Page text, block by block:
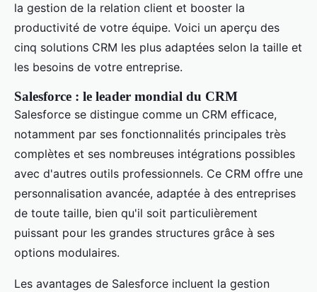
la gestion de la relation client et booster la
productivité de votre équipe. Voici un aperçu des
cinq solutions CRM les plus adaptées selon la taille et
les besoins de votre entreprise.
Salesforce : le leader mondial du CRM
Salesforce se distingue comme un CRM efficace,
notamment par ses fonctionnalités principales très
complètes et ses nombreuses intégrations possibles
avec d'autres outils professionnels. Ce CRM offre une
personnalisation avancée, adaptée à des entreprises
de toute taille, bien qu'il soit particulièrement
puissant pour les grandes structures grâce à ses
options modulaires.
Les avantages de Salesforce incluent la gestion